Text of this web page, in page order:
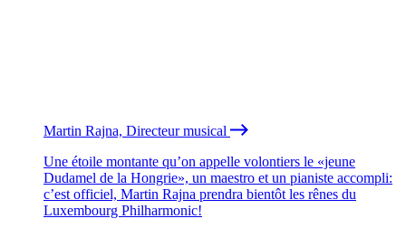
Martin Rajna, Directeur musical
Une étoile montante qu’on appelle volontiers le «jeune
Dudamel de la Hongrie», un maestro et un pianiste accompli:
c’est officiel, Martin Rajna prendra bientôt les rênes du
Luxembourg Philharmonic!